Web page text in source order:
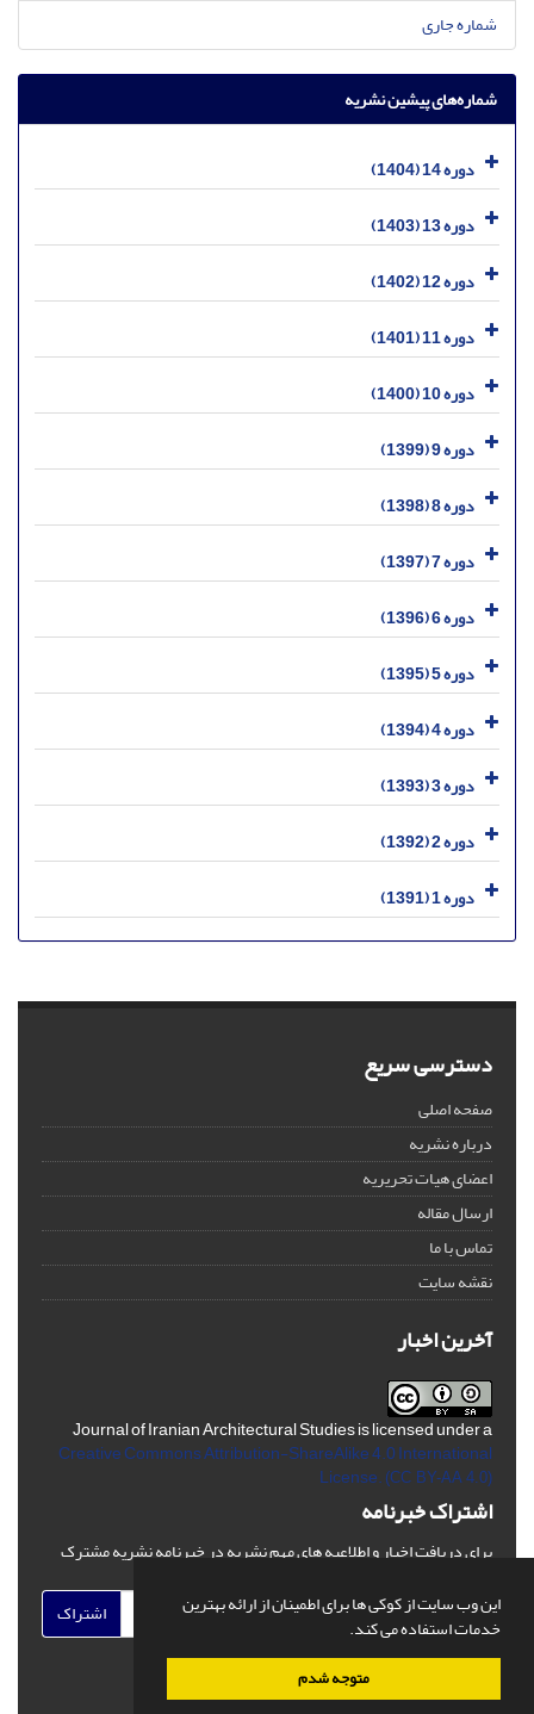
این وب سایت از کوکی ها برای اطمینان از ارائه بهترین
خدمات استفاده می کند.
متوجه شدم
شماره جاری
شماره‌های پیشین نشریه
دوره 14 (1404)
دوره 13 (1403)
دوره 12 (1402)
دوره 11 (1401)
دوره 10 (1400)
دوره 9 (1399)
دوره 8 (1398)
دوره 7 (1397)
دوره 6 (1396)
دوره 5 (1395)
دوره 4 (1394)
دوره 3 (1393)
دوره 2 (1392)
دوره 1 (1391)
دسترسی سریع
صفحه اصلی
درباره نشریه
اعضای هیات تحریریه
ارسال مقاله
تماس با ما
نقشه سایت
آخرین اخبار
Journal of Iranian Architectural Studies is licensed under a
Creative Commons Attribution-ShareAlike 4.0 International
License. (CC BY-AA 4.0)
اشتراک خبرنامه
برای دریافت اخبار و اطلاعیه های مهم نشریه در خبرنامه نشریه مشترک
اشتراک